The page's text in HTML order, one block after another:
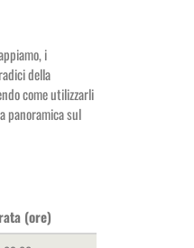
i
della
come utilizzarli
panoramica sul
(ore)